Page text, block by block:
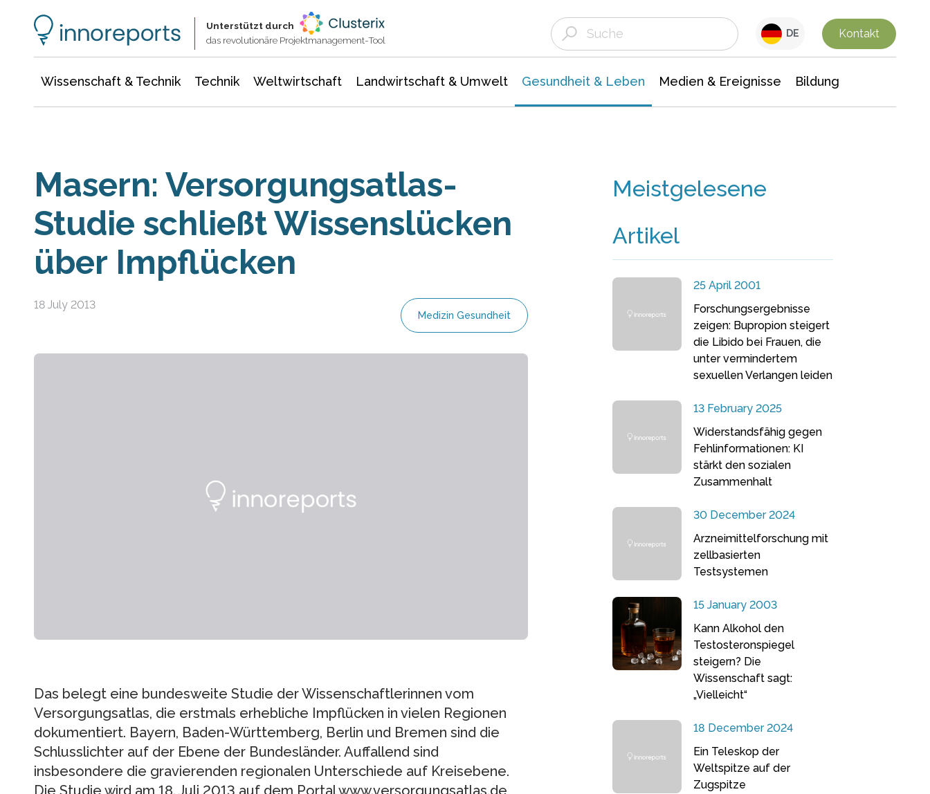
Unterstützt durch
das revolutionäre Projektmanagement-Tool
DE Kontakt
Wissenschaft & Technik Technik Weltwirtschaft Landwirtschaft & Umwelt Gesundheit & Leben Medien & Ereignisse Bildung
Masern: Versorgungsatlas-
Studie schließt Wissenslücken
über Impflücken
18 July 2013
Medizin Gesundheit
Das belegt eine bundesweite Studie der Wissenschaftlerinnen vom
Versorgungsatlas, die erstmals erhebliche Impflücken in vielen Regionen
dokumentiert. Bayern, Baden-Württemberg, Berlin und Bremen sind die
Schlusslichter auf der Ebene der Bundesländer. Auffallend sind
insbesondere die gravierenden regionalen Unterschiede auf Kreisebene.
Meistgelesene
Artikel
25 April 2001
Forschungsergebnisse
zeigen: Bupropion steigert
die Libido bei Frauen, die
unter vermindertem
sexuellen Verlangen leiden
13 February 2025
Widerstandsfähig gegen
Fehlinformationen: KI
stärkt den sozialen
Zusammenhalt
30 December 2024
Arzneimittelforschung mit
zellbasierten
Testsystemen
15 January 2003
Kann Alkohol den
Testosteronspiegel
steigern? Die
Wissenschaft sagt:
„Vielleicht“
18 December 2024
Ein Teleskop der
Weltspitze auf der
Zugspitze